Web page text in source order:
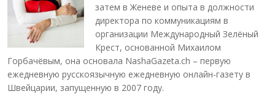
затем в Женеве и опыта в должности
директора по коммуникациям в
организации Международный Зелёный
Крест, основанной Михаилом
Горбачёвым, она основала NashaGazeta.ch – первую
ежедневную русскоязычную ежедневную онлайн-газету в
Швейцарии, запущенную в 2007 году.